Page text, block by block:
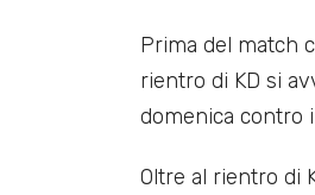
Prima del match
rientro di KD si
domenica contro i
Oltre al rientro di